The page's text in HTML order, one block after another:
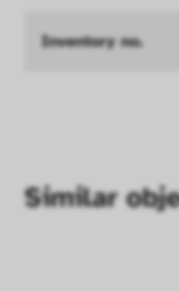
Inventory no.
Similar